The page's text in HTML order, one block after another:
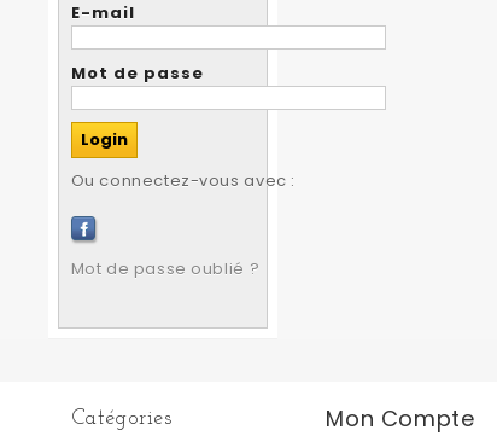
E-mail
Mot de passe
Ou connectez-vous avec :
Mot de passe oublié ?
Catégories Mon Compte